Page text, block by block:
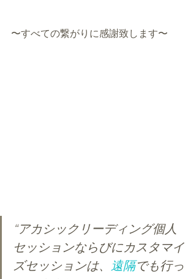
〜すべての繋がりに感謝致します〜
“アカシックリーディング個人
セッションならびにカスタマイ
ズセッションは、
遠隔でも行っ